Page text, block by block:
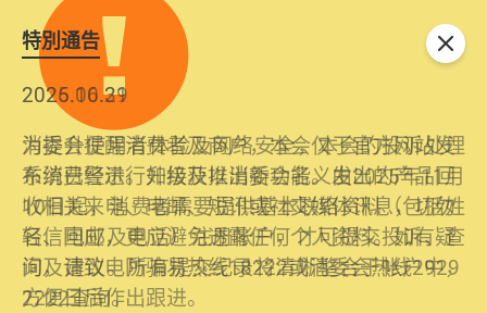
特別通告
2026.06.29
消委会提醒消费者及商户，本会仅于官方网站发
布消费警示。如接获以消委会名义发出的产品回
收相关来电、电邮、短讯或社交媒体讯息，切勿
轻信回应，更应避免透露任何个人资料。如有疑
问，请致电防骗易热线18222或消委会热线2929
2222查询。
2025.10.31
为提升使用者体验及网络安全，本会的投诉处理
系统已经进行升级及推出新功能。由2025年11月
10日起，消费者需要提供基本联络资料（包括姓
名、电邮及电话）注册帐户，才可提交投诉、查
询及建议。所有提交纪录将清晰整合于帐户中，
方便日后作出跟进。
关闭